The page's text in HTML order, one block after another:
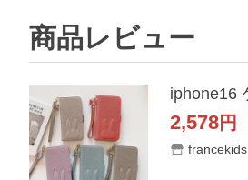
商品レビュー
2,578円
francekids